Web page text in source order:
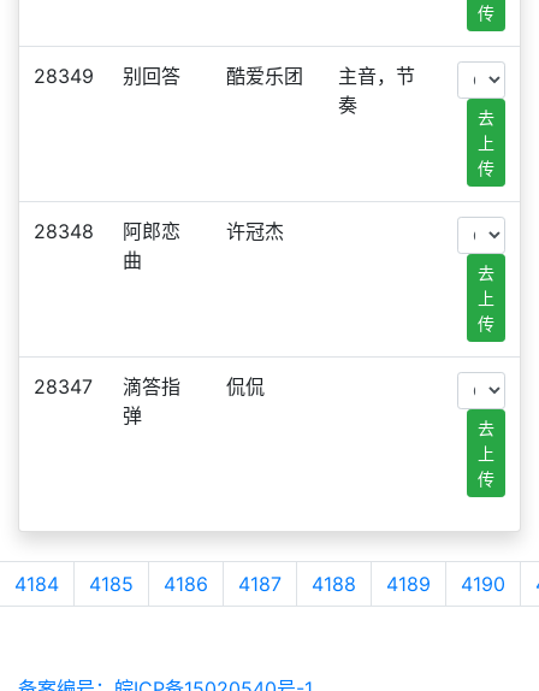
传
28349 别回答 酷爱乐团
主音，节
奏
去
上
传
28348
阿郎恋
曲
许冠杰
去
上
传
28347
滴答指
弹
侃侃
去
上
传
4184 4185 4186 4187 4188 4189 4190